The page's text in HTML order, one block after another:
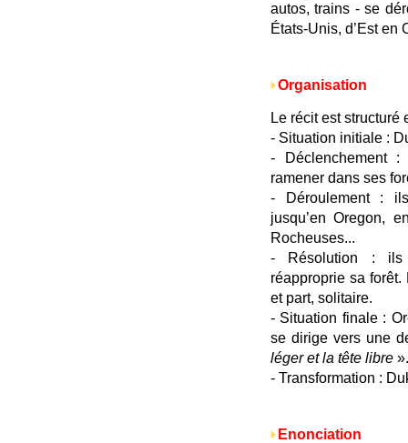
autos, trains - se
États-Unis, d’Est en
Organisation
Le récit est structuré
- Situation initiale :
- Déclenchement
ramener dans ses
- Déroulement :
jusqu’en Oregon,
Rocheuses...
- Résolution : ils
réapproprie sa
et part, solitaire.
- Situation finale :
se dirige vers une
léger et la tête libre ».
- Transformation :
Enonciation